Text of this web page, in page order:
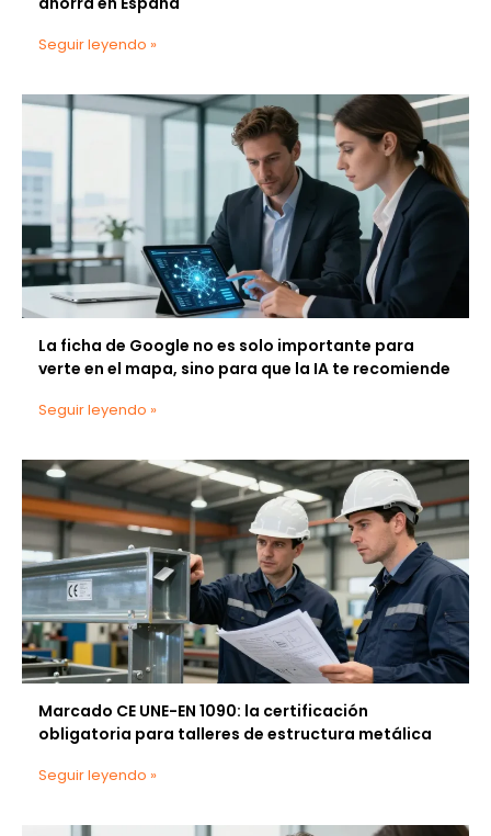
Seguir leyendo »
La ficha de Google no es solo importante para
verte en el mapa, sino para que la IA te recomiende
Seguir leyendo »
Marcado CE UNE-EN 1090: la certificación
obligatoria para talleres de estructura metálica
Seguir leyendo »